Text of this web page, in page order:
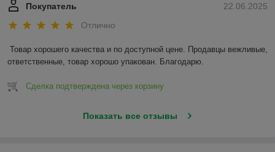
22.06.2025
Покупатель
Отлично
Товар хорошего качества и по доступной цене. Продавцы вежливые,
ответственные, товар хорошо упакован. Благодарю.
Сделка подтверждена через корзину
Показать все отзывы